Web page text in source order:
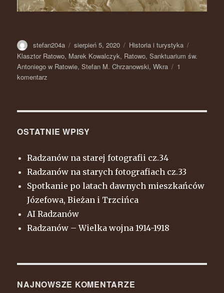
Autor
stefan204a Opublikowano
sierpień 5, 2020 Kategorie
Historia i turystyka
Klasztor Ratowo, Marek Kowalczyk, Ratowo,Sanktuarium św.
Antoniego w Ratowie,Stefan M. Chrzanowski,Wkra
1
komentarz
Żołnierska
OSTATNIE WPISY
Radzanów na starej fotografii cz.34
Radzanów na starych fotografiach cz.33
Spotkanie po latach dawnych mieszkańców
Józefowa, Bieżan i Trzcińca
AI Radzanów
Radzanów – Wielka wojna 1914-1918
NAJNOWSZE KOMENTARZE